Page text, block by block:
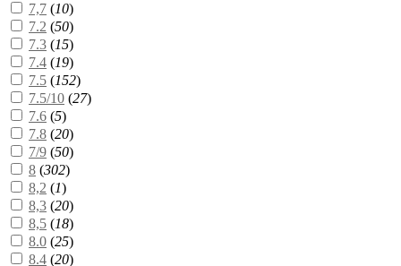
7,7 (10)
7.2 (50)
7.3 (15)
7.4 (19)
7.5 (152)
7.5/10 (27)
7.6 (5)
7.8 (20)
7/9 (50)
8 (302)
8,2 (1)
8,3 (20)
8,5 (18)
8.0 (25)
8.4 (20)